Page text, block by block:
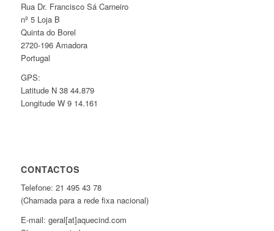
Rua Dr. Francisco Sá Carneiro
nº 5 Loja B
Quinta do Borel
2720-196 Amadora
Portugal
GPS:
Latitude N 38 44.879
Longitude W 9 14.161
CONTACTOS
Telefone: 21 495 43 78
(Chamada para a rede fixa nacional)
E-mail: geral[at]aquecind.com